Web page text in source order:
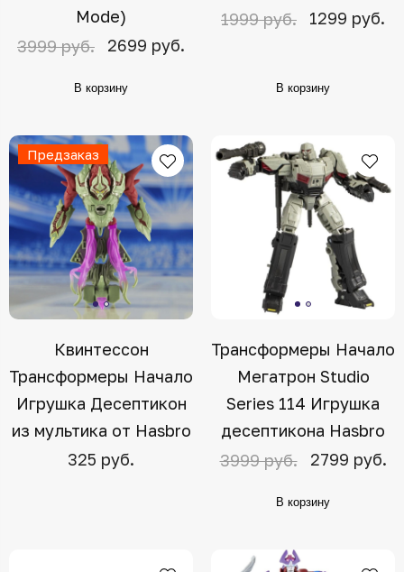
Mode)
3999 руб.
2699 руб.
В корзину
1999 руб.
1299 руб.
В корзину
Предзаказ
Квинтессон
Трансформеры Начало
Игрушка Десептикон
из мультика от Hasbro
325 руб.
Трансформеры Начало
Мегатрон Studio
Series 114 Игрушка
десептикона Hasbro
3999 руб.
2799 руб.
В корзину